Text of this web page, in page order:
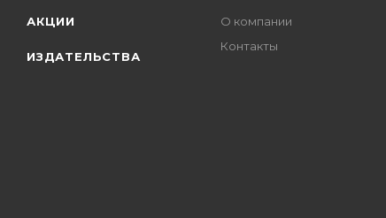
АКЦИИ
ИЗДАТЕЛЬСТВА
О компании
Контакты